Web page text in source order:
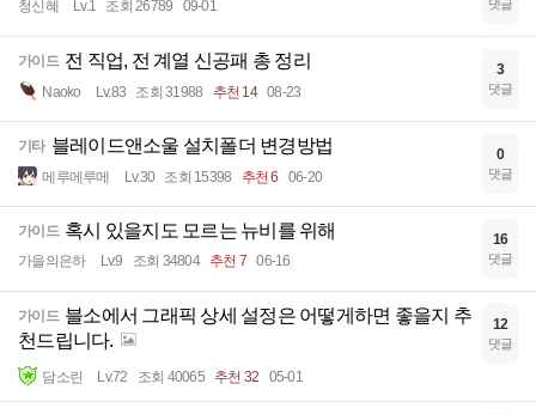
청신혜 Lv.1 조회 26789 09-01 댓글
가이드 전 직업, 전 계열 신공패 총 정리
Naoko Lv.83 조회 31988 추천 14 08-23
3
댓글
기타 블레이드앤소울 설치폴더 변경방법
메루메루메 Lv.30 조회 15398 추천 6 06-20
0
댓글
가이드 혹시 있을지도 모르는 뉴비를 위해
가을의은하 Lv.9 조회 34804 추천 7 06-16
16
댓글
가이드 블소에서 그래픽 상세 설정은 어떻게하면 좋을지 추
천드립니다.
담소린 Lv.72 조회 40065 추천 32 05-01
12
댓글